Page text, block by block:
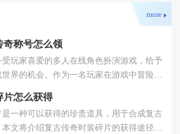
more
奇称号怎么领
玩家喜爱的多人在线角色扮演游戏，给予
界的机会。作为一名玩家在游戏中冒险、
片怎么获得
一种可以获得的珍贵道具，用于合成复古
文将介绍复古传奇时装碎片的获得途径。